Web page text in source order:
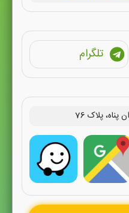
تلگرام
پناه، پلاک 76